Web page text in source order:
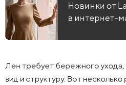
Новинки от
в интернет-
Лен требует бережного ухода,
вид и структуру. Вот